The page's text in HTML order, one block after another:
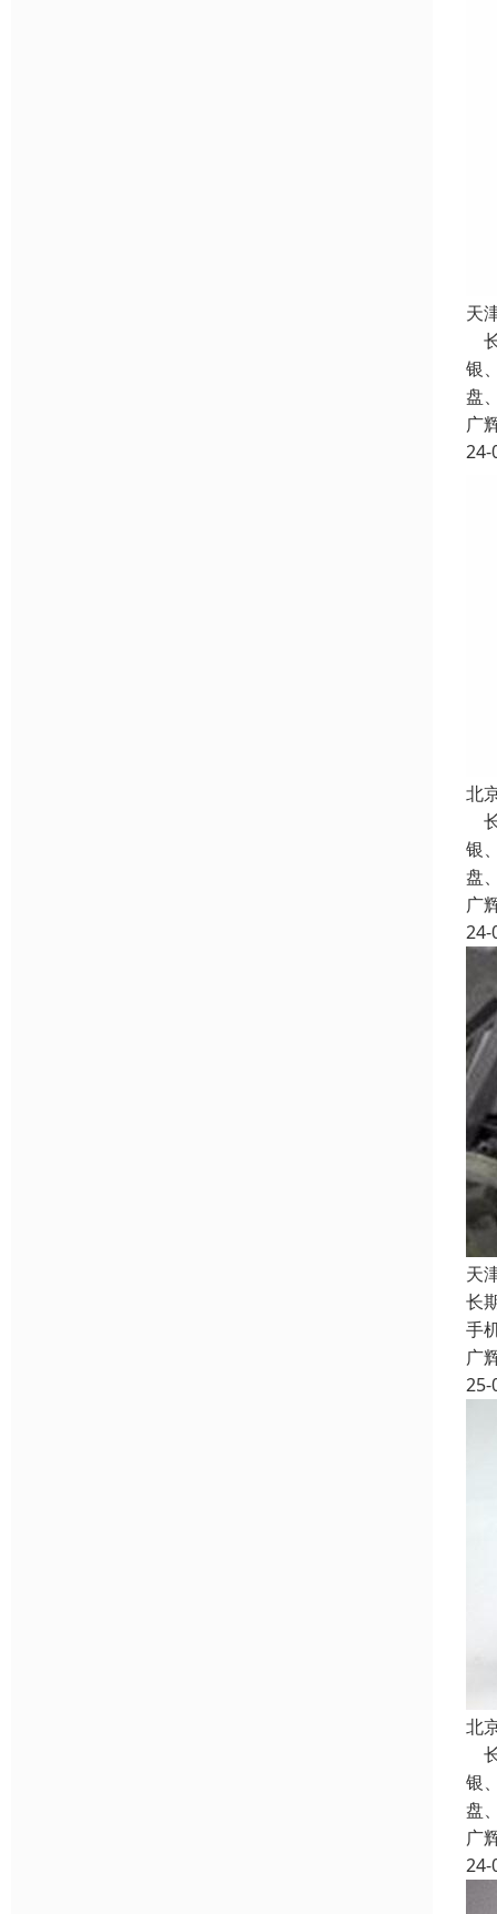
天
银
盘
广
24-
北
银
盘
广
24-
天
长
手
广
25-
北
银
盘
广
24-